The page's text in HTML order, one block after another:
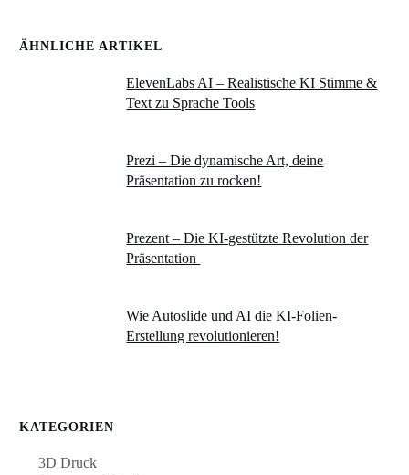
ÄHNLICHE ARTIKEL
ElevenLabs AI – Realistische KI Stimme &
Text zu Sprache Tools
Prezi – Die dynamische Art, deine
Präsentation zu rocken!
Prezent – Die KI-gestützte Revolution der
Präsentation
Wie Autoslide und AI die KI-Folien-
Erstellung revolutionieren!
KATEGORIEN
3D Druck